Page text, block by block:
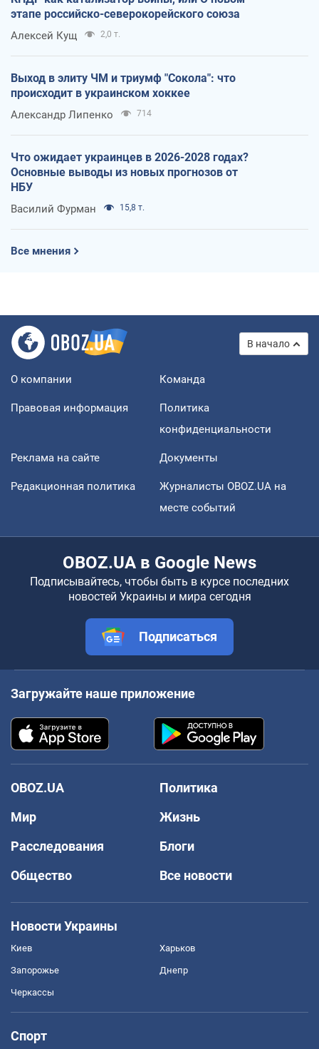
этапе российско-северокорейского союза
Алексей Кущ 2,0 т.
Выход в элиту ЧМ и триумф "Сокола": что
происходит в украинском хоккее
Александр Липенко 714
Что ожидает украинцев в 2026-2028 годах?
Основные выводы из новых прогнозов от
НБУ
Василий Фурман 15,8 т.
Все мнения
В начало
О компании Команда
Правовая информация
Политика
конфиденциальности
Реклама на сайте Документы
Редакционная политика
Журналисты OBOZ.UA на
месте событий
OBOZ.UA в Google News
Подписывайтесь, чтобы быть в курсе последних
новостей Украины и мира сегодня
Подписаться
Загружайте наше приложение
OBOZ.UA
Политика
Мир
Жизнь
Расследования
Блоги
Общество
Все новости
Новости Украины
Киев Харьков
Запорожье Днепр
Черкассы
Спорт